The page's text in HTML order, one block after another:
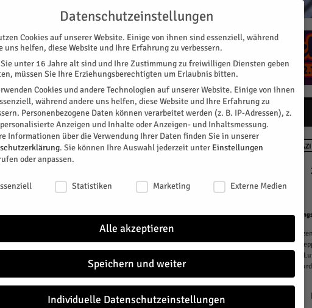
KONTAKT IMPRESSUM
SPEZIAL E-PAPER KINO GALERIE TERMINE
steckt voller Geschichte. Aus einigen Epochen
oder der Brückenkopf. Aus anderen ist kaum
jüdischen Gemeinde in Jülich.
NEU IM
Jülich
Das
zweiwöchigen
Westfalen. Vom
Mülheim aus
Datenschutzeinstellungen
Cookies auf unserer Website. Einige von ihnen sind essenziell, während
uns helfen, diese Website und Ihre Erfahrung zu verbessern.
unter 16 Jahre alt sind und Ihre Zustimmung zu freiwilligen Diensten geben
müssen Sie Ihre Erziehungsberechtigten um Erlaubnis bitten.
Cookies und andere Technologien auf unserer Website. Einige von ihnen
während andere uns helfen, diese Website und Ihre Erfahrung zu
Personenbezogene Daten können verarbeitet werden (z. B. IP-Adressen), z.
Anzeigen und Inhalte oder Anzeigen- und Inhaltsmessung.
Informationen über die Verwendung Ihrer Daten finden Sie in unserer
. Sie können Ihre Auswahl jederzeit unter Einstellungen
oder anpassen.
Statistiken Marketing Externe Medien
Alle akzeptieren
Speichern und weiter
Individuelle Datenschutzeinstellungen